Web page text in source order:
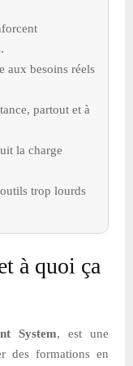
aux besoins réels
partout et à
la charge
trop lourds
à quoi ça
System, est une
des formations en